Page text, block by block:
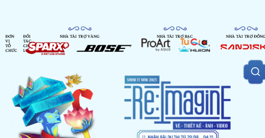
ĐƠN
VỊ
TỔ
CHỨC
ĐỐI
TÁC
CHIẾN
LƯỢC
NHÀ TÀI TRỢ VÀNG NHÀ TÀI TRỢ BẠC NHÀ TÀI TRỢ ĐỒNG